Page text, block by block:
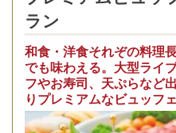
ラン
和食・洋食それぞの料理
でも味わえる。大型ライ
フやお寿司、天ぷらなど
りプレミアムなビュッフ